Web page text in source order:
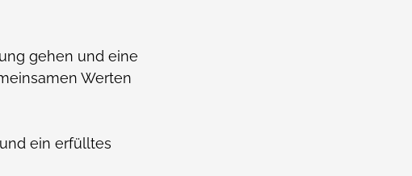
gehen und eine
Werten
ein erfülltes